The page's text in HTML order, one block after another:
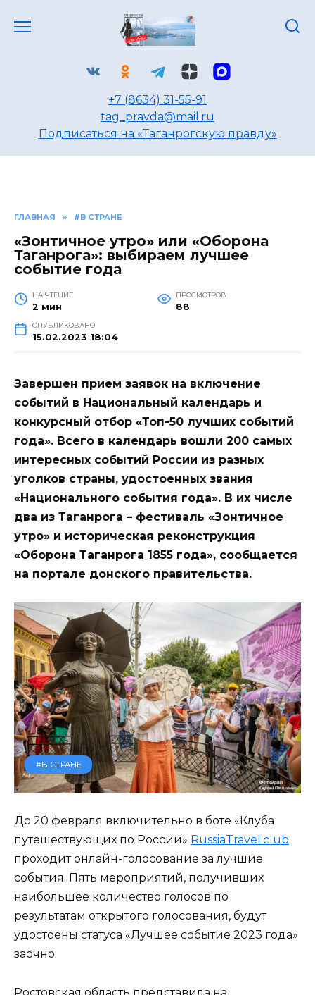
+7 (8634) 31-55-91
tag_pravda@mail.ru
Подписаться на «Таганрогскую правду»
ГЛАВНАЯ » #В СТРАНЕ
«Зонтичное утро» или «Оборона
Таганрога»: выбираем лучшее
событие года
НА ЧТЕНИЕ
2 мин
ПРОСМОТРОВ
88
ОПУБЛИКОВАНО
15.02.2023 18:04
Завершен прием заявок на включение
событий в Национальный календарь и
конкурсный отбор «Топ-50 лучших событий
года». Всего в календарь вошли 200 самых
интересных событий России из разных
уголков страны, удостоенных звания
«Национального события года». В их числе
два из Таганрога – фестиваль «Зонтичное
утро» и историческая реконструкция
«Оборона Таганрога 1855 года», сообщается
на портале донского правительства.
#В СТРАНЕ
До 20 февраля включительно в боте «Клуба
путешествующих по России» RussiaTravel.club
проходит онлайн-голосование за лучшие
события. Пять мероприятий, получивших
наибольшее количество голосов по
результатам открытого голосования, будут
удостоены статуса «Лучшее событие 2023 года»
заочно.
Ростовская область представила на